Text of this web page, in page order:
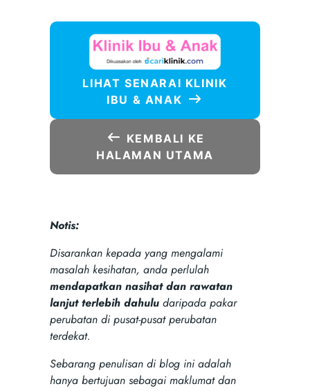
LIHAT SENARAI KLINIK
IBU & ANAK
KEMBALI KE
HALAMAN UTAMA
Notis:
Disarankan kepada yang mengalami
masalah kesihatan, anda perlulah
mendapatkan nasihat dan rawatan
lanjut terlebih dahuludaripada pakar
perubatan di pusat-pusat perubatan
terdekat.
Sebarang penulisan di blog ini adalah
hanya bertujuan sebagai maklumat dan